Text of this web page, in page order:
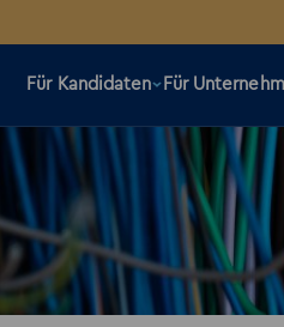
Für Kandidaten Für